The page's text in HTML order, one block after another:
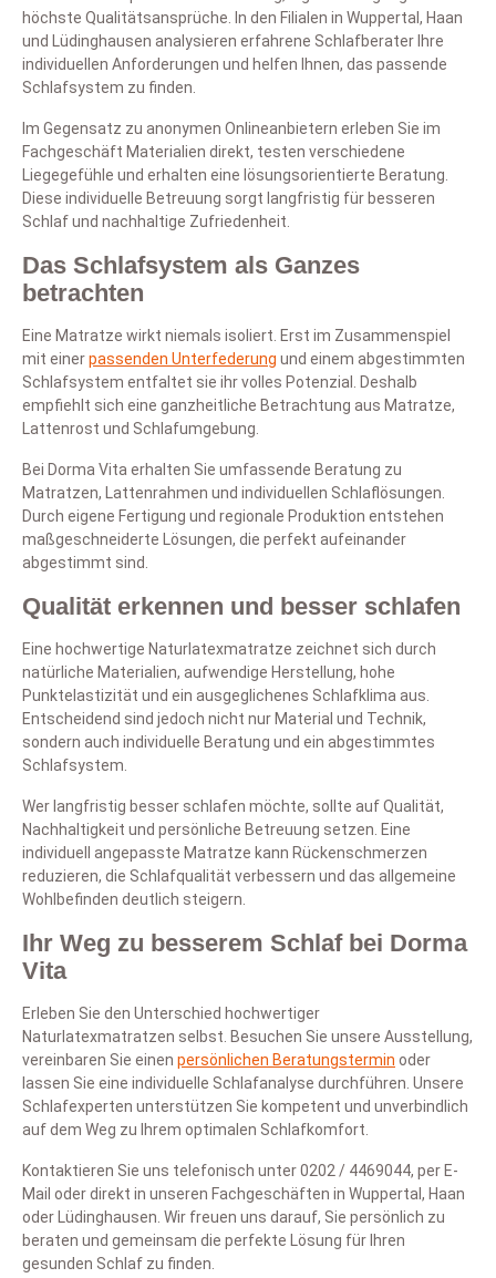
höchste Qualitätsansprüche. In den Filialen in Wuppertal, Haan
und Lüdinghausen analysieren erfahrene Schlafberater Ihre
individuellen Anforderungen und helfen Ihnen, das passende
Schlafsystem zu finden.
Im Gegensatz zu anonymen Onlineanbietern erleben Sie im
Fachgeschäft Materialien direkt, testen verschiedene
Liegegefühle und erhalten eine lösungsorientierte Beratung.
Diese individuelle Betreuung sorgt langfristig für besseren
Schlaf und nachhaltige Zufriedenheit.
Das Schlafsystem als Ganzes
betrachten
Eine Matratze wirkt niemals isoliert. Erst im Zusammenspiel
mit einerpassenden Unterfederung und einem abgestimmten
Schlafsystem entfaltet sie ihr volles Potenzial. Deshalb
empfiehlt sich eine ganzheitliche Betrachtung aus Matratze,
Lattenrost und Schlafumgebung.
Bei Dorma Vita erhalten Sie umfassende Beratung zu
Matratzen, Lattenrahmen und individuellen Schlaflösungen.
Durch eigene Fertigung und regionale Produktion entstehen
maßgeschneiderte Lösungen, die perfekt aufeinander
abgestimmt sind.
Qualität erkennen und besser schlafen
Eine hochwertige Naturlatexmatratze zeichnet sich durch
natürliche Materialien, aufwendige Herstellung, hohe
Punktelastizität und ein ausgeglichenes Schlafklima aus.
Entscheidend sind jedoch nicht nur Material und Technik,
sondern auch individuelle Beratung und ein abgestimmtes
Schlafsystem.
Wer langfristig besser schlafen möchte, sollte auf Qualität,
Nachhaltigkeit und persönliche Betreuung setzen. Eine
individuell angepasste Matratze kann Rückenschmerzen
reduzieren, die Schlafqualität verbessern und das allgemeine
Wohlbefinden deutlich steigern.
Ihr Weg zu besserem Schlaf bei Dorma
Vita
Erleben Sie den Unterschied hochwertiger
Naturlatexmatratzen selbst. Besuchen Sie unsere Ausstellung,
vereinbaren Sie einen persönlichen Beratungstermin oder
lassen Sie eine individuelle Schlafanalyse durchführen. Unsere
Schlafexperten unterstützen Sie kompetent und unverbindlich
auf dem Weg zu Ihrem optimalen Schlafkomfort.
Kontaktieren Sie uns telefonisch unter 0202 / 4469044, per E-
Mail oder direkt in unseren Fachgeschäften in Wuppertal, Haan
oder Lüdinghausen. Wir freuen uns darauf, Sie persönlich zu
beraten und gemeinsam die perfekte Lösung für Ihren
gesunden Schlaf zu finden.